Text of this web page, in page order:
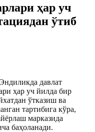
ҳар уч
ўтиб
Эндиликда давлат
ҳар уч йилда бир
ўтказиш ва
тартибига кўра,
марказида
баҳоланади.